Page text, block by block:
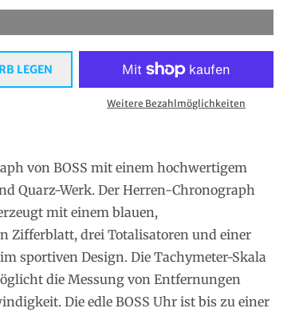
LEGEN
Weitere Bezahlmöglichkeiten
von BOSS mit einem hochwertigem
Quarz-Werk. Der Herren-Chronograph
mit einem blauen,
Zifferblatt, drei Totalisatoren und einer
sportiven Design. Die Tachymeter-Skala
die Messung von Entfernungen
Die edle BOSS Uhr ist bis zu einer